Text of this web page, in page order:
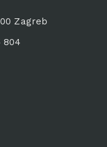
Zagreb
804